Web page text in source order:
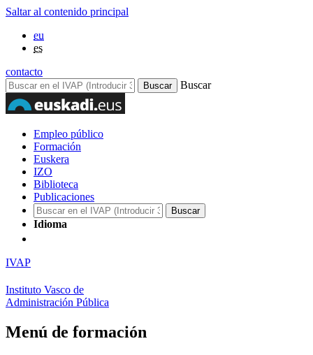
Saltar al contenido principal
eu
es
contacto
Buscar
Empleo público
Formación
Euskera
IZO
Biblioteca
Publicaciones
Idioma
IVAP
Instituto Vasco de
Administración Pública
Menú de formación